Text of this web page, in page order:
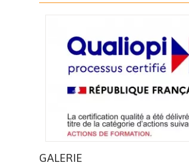
02 51 62 43
Nous
contacter
GALERIE